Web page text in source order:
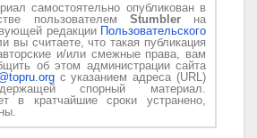
самостоятельно опубликован в
пользователем Stumblerна
редакции Пользовательского
вы считаете, что такая публикация
и/или смежные права, вам
об этом администрации сайта
с указанием адреса (URL)
спорный материал.
в кратчайшие сроки устранено,